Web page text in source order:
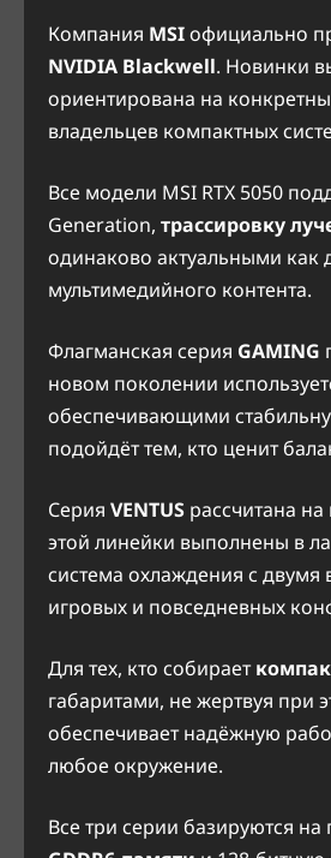
Компания MSIофициально
NVIDIA Blackwell. Новинки
ориентирована на
владельцев компактных
Все модели MSI RTX 5050
Generation, трассировку
одинаково актуальными как
мультимедийного контента.
Флагманская серия GAMING
новом поколении
обеспечивающими
подойдёт тем, кто ценит
Серия VENTUS рассчитана
этой линейки выполнены в
система охлаждения с
игровых и повседневных
Для тех, кто собирает
габаритами, не жертвуя при
обеспечивает надёжную
любое окружение.
Все три серии базируются